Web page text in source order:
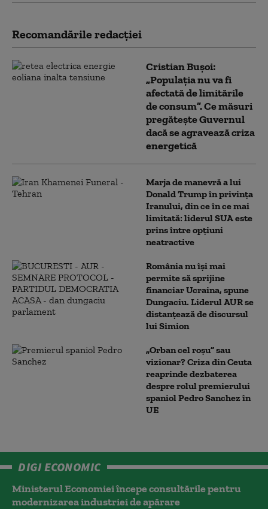
Recomandările redacţiei
Cristian Bușoi:
„Populația nu va fi
afectată de limitările
de consum”. Ce măsuri
pregătește Guvernul
dacă se agravează criza
energetică
Marja de manevră a lui
Donald Trump în privința
Iranului, din ce în ce mai
limitată: liderul SUA este
prins între opțiuni
neatractive
România nu își mai
permite să sprijine
financiar Ucraina, spune
Dungaciu. Liderul AUR se
distanțează de discursul
lui Simion
„Orban cel roșu” sau
vizionar? Criza din Ceuta
reaprinde dezbaterea
despre rolul premierului
spaniol Pedro Sanchez în
UE
DIGI ECONOMIC
Ministerul Economiei începe consultările pentru
modernizarea industriei de apărare